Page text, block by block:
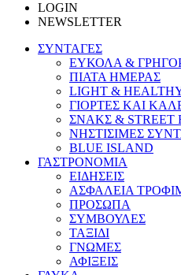
LOGIN
NEWSLETTER
ΣΥΝΤΑΓΕΣ
ΕΥΚΟΛΑ &
ΠΙΑΤΑ ΗΜΕΡΑΣ
LIGHT &
ΓΙΟΡΤΕΣ ΚΑΙ
ΣΝΑΚΣ & STREET
ΝΗΣΤΙΣΙΜΕΣ
BLUE ISLAND
ΓΑΣΤΡΟΝΟΜΙΑ
ΕΙΔΗΣΕΙΣ
ΑΣΦΑΛΕΙΑ
ΠΡΟΣΩΠΑ
ΣΥΜΒΟΥΛΕΣ
ΤΑΞΙΔΙ
ΓΝΩΜΕΣ
ΑΦΙΞΕΙΣ